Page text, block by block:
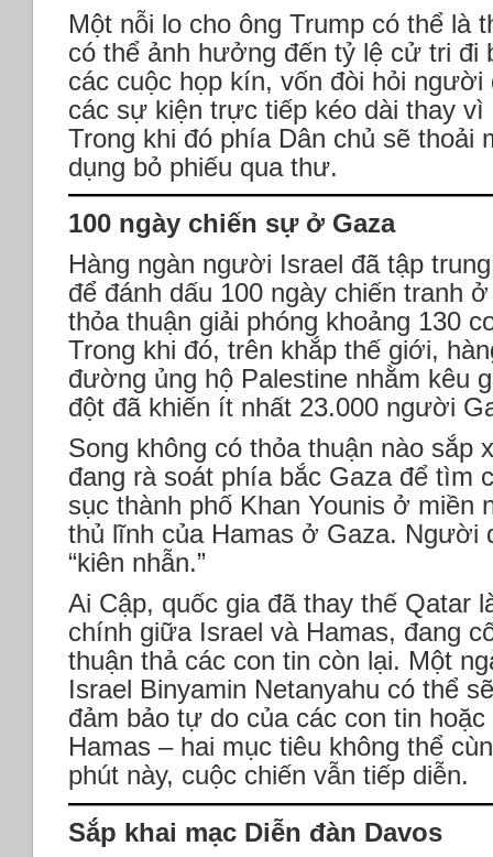
Một nỗi lo cho ông Trump có thể là
có thể ảnh hưởng đến tỷ lệ cử tri đi
các cuộc họp kín, vốn đòi hỏi
các sự kiện trực tiếp kéo dài thay vì
Trong khi đó phía Dân chủ sẽ thoải
dụng bỏ phiếu qua thư.
100 ngày chiến sự ở Gaza
Hàng ngàn người Israel đã tập
để đánh dấu 100 ngày chiến tranh
thỏa thuận giải phóng khoảng 130
Trong khi đó, trên khắp thế giới,
đường ủng hộ Palestine nhằm kêu
đột đã khiến ít nhất 23.000 người
Song không có thỏa thuận nào sắp
đang rà soát phía bắc Gaza để tìm
sục thành phố Khan Younis ở miền
thủ lĩnh của Hamas ở Gaza. Người
“kiên nhẫn.”
Ai Cập, quốc gia đã thay thế Qatar
chính giữa Israel và Hamas, đang
thuận thả các con tin còn lại. Một
Israel Binyamin Netanyahu có thể
đảm bảo tự do của các con tin
Hamas – hai mục tiêu không thể
phút này, cuộc chiến vẫn tiếp diễn.
Sắp khai mạc Diễn đàn Davos